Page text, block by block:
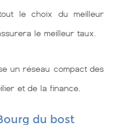
le choix du meilleur
le meilleur taux.
un réseau compact des
et de la finance.
du bost